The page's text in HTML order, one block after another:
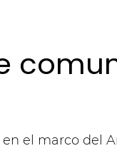
el marco del